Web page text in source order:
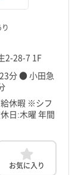
2-28-7 1F
分 ● 小田急
休暇 ※シフ
:木曜 年間
お気に入り